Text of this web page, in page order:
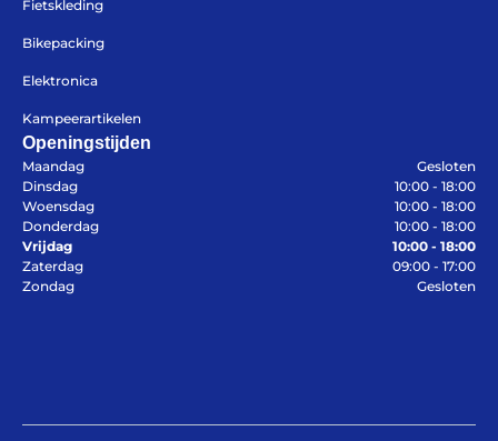
Afrika
Europa
kiezen
Over ons
Fietskleding
Bikepacking
Elektronica
Kampeerartikelen
Openingstijden
Maandag
Gesloten
Dinsdag
10:00 - 18:00
Woensdag
10:00 - 18:00
Donderdag
10:00 - 18:00
Vrijdag
10:00 - 18:00
Zaterdag
09:00 - 17:00
Zondag
Gesloten